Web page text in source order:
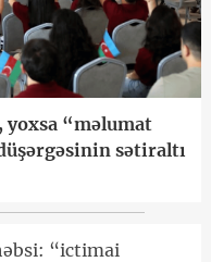
yoxsa “məlumat
sətiraltı
“ictimai